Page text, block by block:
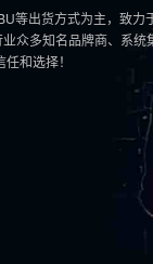
等出货方式为主，致
众多知名品牌商、系
和选择！